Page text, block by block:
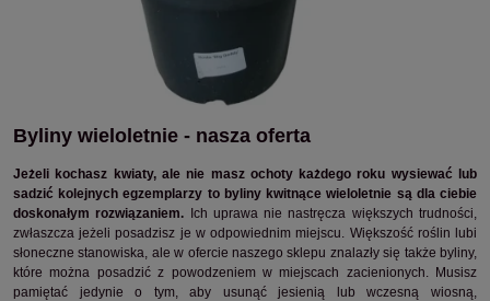
Byliny wieloletnie - nasza oferta
Jeżeli kochasz kwiaty, ale nie masz ochoty każdego roku wysiewać lub
sadzić kolejnych egzemplarzy to byliny kwitnące wieloletnie są dla ciebie
doskonałym rozwiązaniem. Ich uprawa nie nastręcza większych trudności,
zwłaszcza jeżeli posadzisz je w odpowiednim miejscu. Większość roślin lubi
słoneczne stanowiska, ale w ofercie naszego sklepu znalazły się także byliny,
które można posadzić z powodzeniem w miejscach zacienionych. Musisz
pamiętać jedynie o tym, aby usunąć jesienią lub wczesną wiosną,